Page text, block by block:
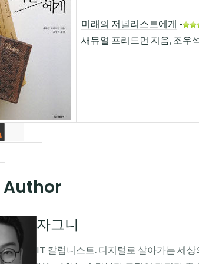
미래의 저널리스트에게 -
새뮤얼 프리드먼 지음, 조우
자그니
IT 칼럼니스트. 디지털로 살아가는 세